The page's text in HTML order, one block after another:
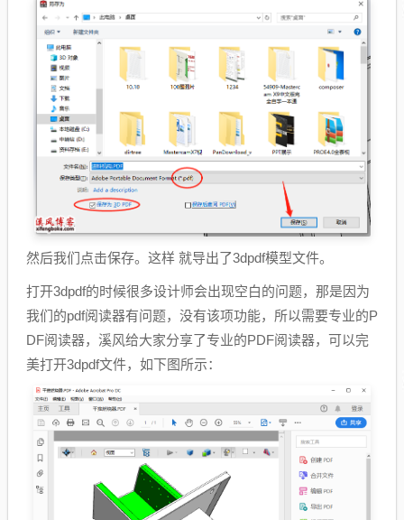
然后我们点击保存。这样 就导出了3dpdf模型文件。
打开3dpdf的时候很多设计师会出现空白的问题，那是因为
我们的pdf阅读器有问题，没有该项功能，所以需要专业的P
DF阅读器，溪风给大家分享了专业的PDF阅读器，可以完
美打开3dpdf文件，如下图所示：